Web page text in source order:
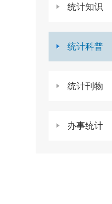
统计知识
统计科普
统计刊物
办事统计